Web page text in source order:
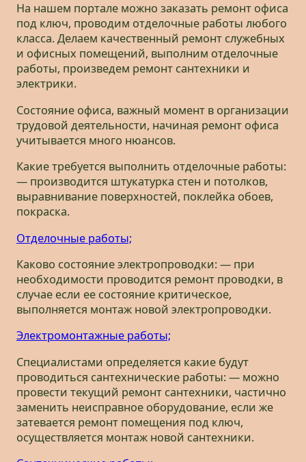
На нашем портале можно заказать ремонт офиса
под ключ, проводим отделочные работы любого
класса. Делаем качественный ремонт служебных
и офисных помещений, выполним отделочные
работы, произведем ремонт сантехники и
электрики.
Состояние офиса, важный момент в организации
трудовой деятельности, начиная ремонт офиса
учитывается много нюансов.
Какие требуется выполнить отделочные работы:
— производится штукатурка стен и потолков,
выравнивание поверхностей, поклейка обоев,
покраска.
Отделочные работы;
Каково состояние электропроводки: — при
необходимости проводится ремонт проводки, в
случае если ее состояние критическое,
выполняется монтаж новой электропроводки.
Электромонтажные работы;
Специалистами определяется какие будут
проводиться сантехнические работы: — можно
провести текущий ремонт сантехники, частично
заменить неисправное оборудование, если же
затевается ремонт помещения под ключ,
осуществляется монтаж новой сантехники.